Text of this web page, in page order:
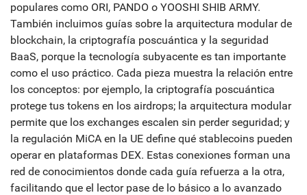
populares como ORI, PANDO o YOOSHI SHIB ARMY.
También incluimos guías sobre la arquitectura modular de
blockchain, la criptografía poscuántica y la seguridad
BaaS, porque la tecnología subyacente es tan importante
como el uso práctico. Cada pieza muestra la relación entre
los conceptos: por ejemplo, la criptografía poscuántica
protege tus tokens en los airdrops; la arquitectura modular
permite que los exchanges escalen sin perder seguridad; y
la regulación MiCA en la UE define qué stablecoins pueden
operar en plataformas DEX. Estas conexiones forman una
red de conocimientos donde cada guía refuerza a la otra,
facilitando que el lector pase de lo básico a lo avanzado